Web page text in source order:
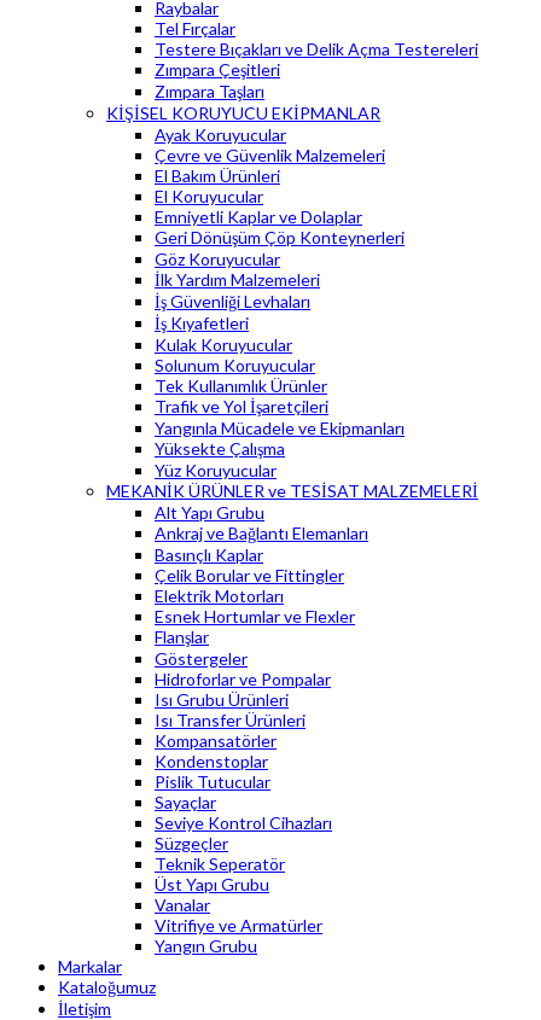
Raybalar
Tel Fırçalar
Testere Bıçakları ve Delik Açma Testereleri
Zımpara Çeşitleri
Zımpara Taşları
KİŞİSEL KORUYUCU EKİPMANLAR
Ayak Koruyucular
Çevre ve Güvenlik Malzemeleri
El Bakım Ürünleri
El Koruyucular
Emniyetli Kaplar ve Dolaplar
Geri Dönüşüm Çöp Konteynerleri
Göz Koruyucular
İlk Yardım Malzemeleri
İş Güvenliği Levhaları
İş Kıyafetleri
Kulak Koruyucular
Solunum Koruyucular
Tek Kullanımlık Ürünler
Trafik ve Yol İşaretçileri
Yangınla Mücadele ve Ekipmanları
Yüksekte Çalışma
Yüz Koruyucular
MEKANİK ÜRÜNLER ve TESİSAT MALZEMELERİ
Alt Yapı Grubu
Ankraj ve Bağlantı Elemanları
Basınçlı Kaplar
Çelik Borular ve Fittingler
Elektrik Motorları
Esnek Hortumlar ve Flexler
Flanşlar
Göstergeler
Hidroforlar ve Pompalar
Isı Grubu Ürünleri
Isı Transfer Ürünleri
Kompansatörler
Kondenstoplar
Pislik Tutucular
Sayaçlar
Seviye Kontrol Cihazları
Süzgeçler
Teknik Seperatör
Üst Yapı Grubu
Vanalar
Vitrifiye ve Armatürler
Yangın Grubu
Markalar
Kataloğumuz
İletişim